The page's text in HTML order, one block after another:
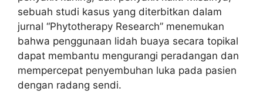
sebuah studi kasus yang diterbitkan dalam
jurnal “Phytotherapy Research” menemukan
bahwa penggunaan lidah buaya secara topikal
dapat membantu mengurangi peradangan dan
mempercepat penyembuhan luka pada pasien
dengan radang sendi.